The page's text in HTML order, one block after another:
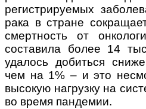
регистрируемых
рака в стране
смертность от
составила более 14
удалось добиться
чем на 1% – и это
высокую нагрузку на
во время пандемии.